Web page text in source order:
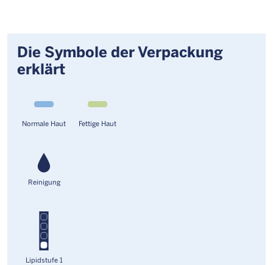
Die Symbole der Verpackung
erklärt
Normale Haut Fettige Haut
Reinigung
Lipidstufe 1